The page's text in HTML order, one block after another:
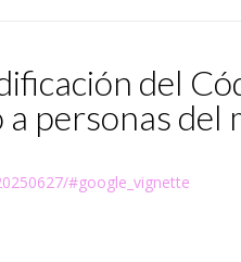
del
personas del
#google_vignette